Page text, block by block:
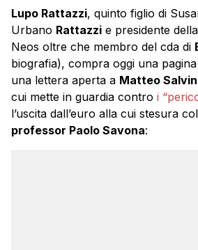
Lupo Rattazzi, quinto figlio di
Urbano Rattazzi e presidente
Neos oltre che membro del cda di
biografia), compra oggi una
una lettera aperta a Matteo
cui mette in guardia contro i
l’uscita dall’euro alla cui stesura
professor Paolo Savona: